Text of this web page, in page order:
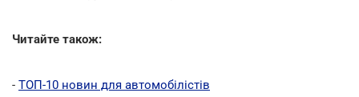
Читайте також:
- ТОП-10 новин для автомобілістів